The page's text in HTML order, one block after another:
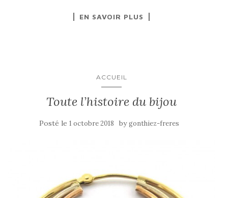
EN SAVOIR PLUS
ACCUEIL
Toute l’histoire du bijou
Posté le 1 octobre 2018 bygonthiez-freres